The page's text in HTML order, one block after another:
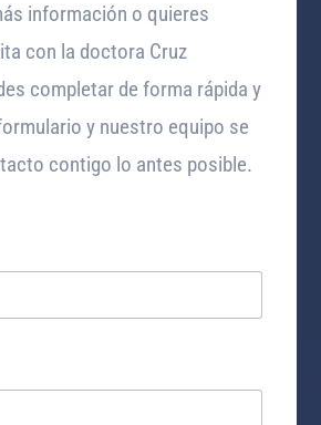
información o quieres
con la doctora Cruz
completar de forma rápida y
y nuestro equipo se
contigo lo antes posible.